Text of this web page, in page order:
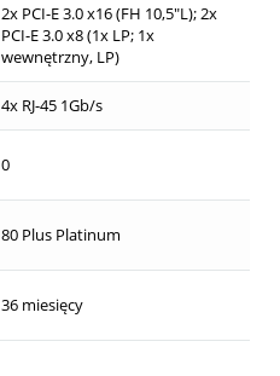
2x PCI-E 3.0 x16 (FH 10,5"L); 2x
PCI-E 3.0 x8 (1x LP; 1x
wewnętrzny, LP)
4x RJ-45 1Gb/s
0
80 Plus Platinum
36 miesięcy